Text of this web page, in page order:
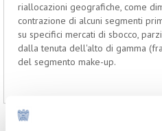
riallocazioni geografiche, come
contrazione di alcuni segmenti
su specifici mercati di sbocco,
dalla tenuta dell'alto di gamma
del segmento make-up.